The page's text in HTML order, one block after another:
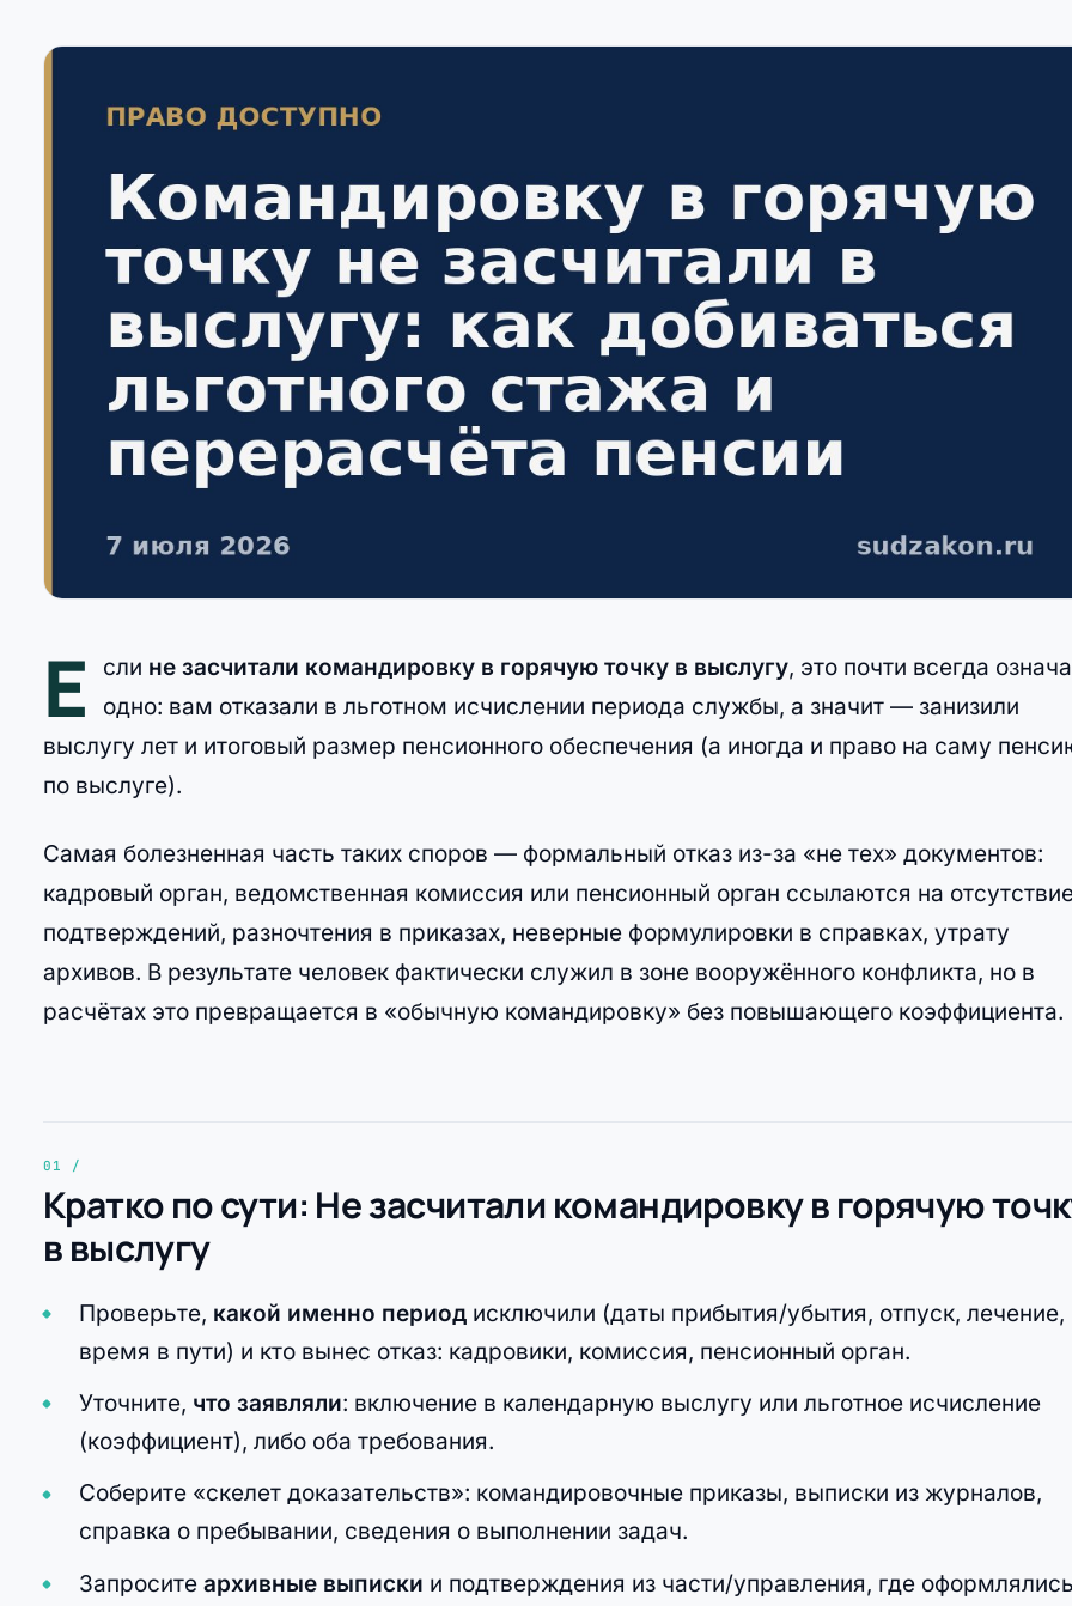
Е сли не засчитали командировку в горячую точку в выслугу, это почти всегда
одно: вам отказали в льготном исчислении периода службы, а значит — занизили
выслугу лет и итоговый размер пенсионного обеспечения (а иногда и право на саму
по выслуге).
Самая болезненная часть таких споров — формальный отказ из-за «не тех» документов:
кадровый орган, ведомственная комиссия или пенсионный орган ссылаются на
подтверждений, разночтения в приказах, неверные формулировки в справках, утрату
архивов. В результате человек фактически служил в зоне вооружённого конфликта, но в
расчётах это превращается в «обычную командировку» без повышающего коэффициента.
Кратко по сути: Не засчитали командировку в горячую
в выслугу
Проверьте, какой именно период исключили (даты прибытия/убытия, отпуск, лечение,
время в пути) и кто вынес отказ: кадровики, комиссия, пенсионный орган.
Уточните, что заявляли: включение в календарную выслугу или льготное исчисление
(коэффициент), либо оба требования.
Соберите «скелет доказательств»: командировочные приказы, выписки из журналов,
справка о пребывании, сведения о выполнении задач.
Запроситеархивные выписки и подтверждения из части/управления, где